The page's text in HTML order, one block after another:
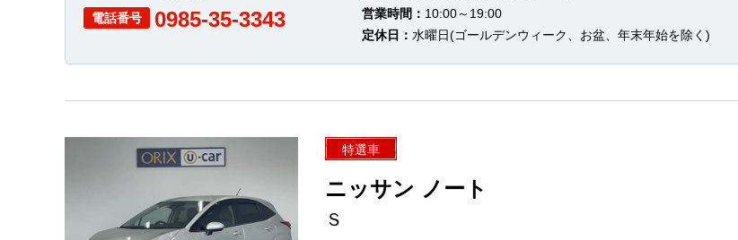
電話番号 0985-35-3343
営業時間： 10:00～19:00
定休日： 水曜日(ゴールデンウィーク、お盆、年末年始を除く)
特選車
ニッサン ノート
Ｓ